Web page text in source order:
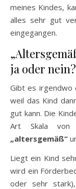
meines Kindes,
alles sehr gut
eingegangen.
ja oder nein?
Gibt es irgendwo
weil das Kind
gut kann. Die
Art Skala
„altersgemäß“
Liegt ein Kind
wird ein
oder sehr